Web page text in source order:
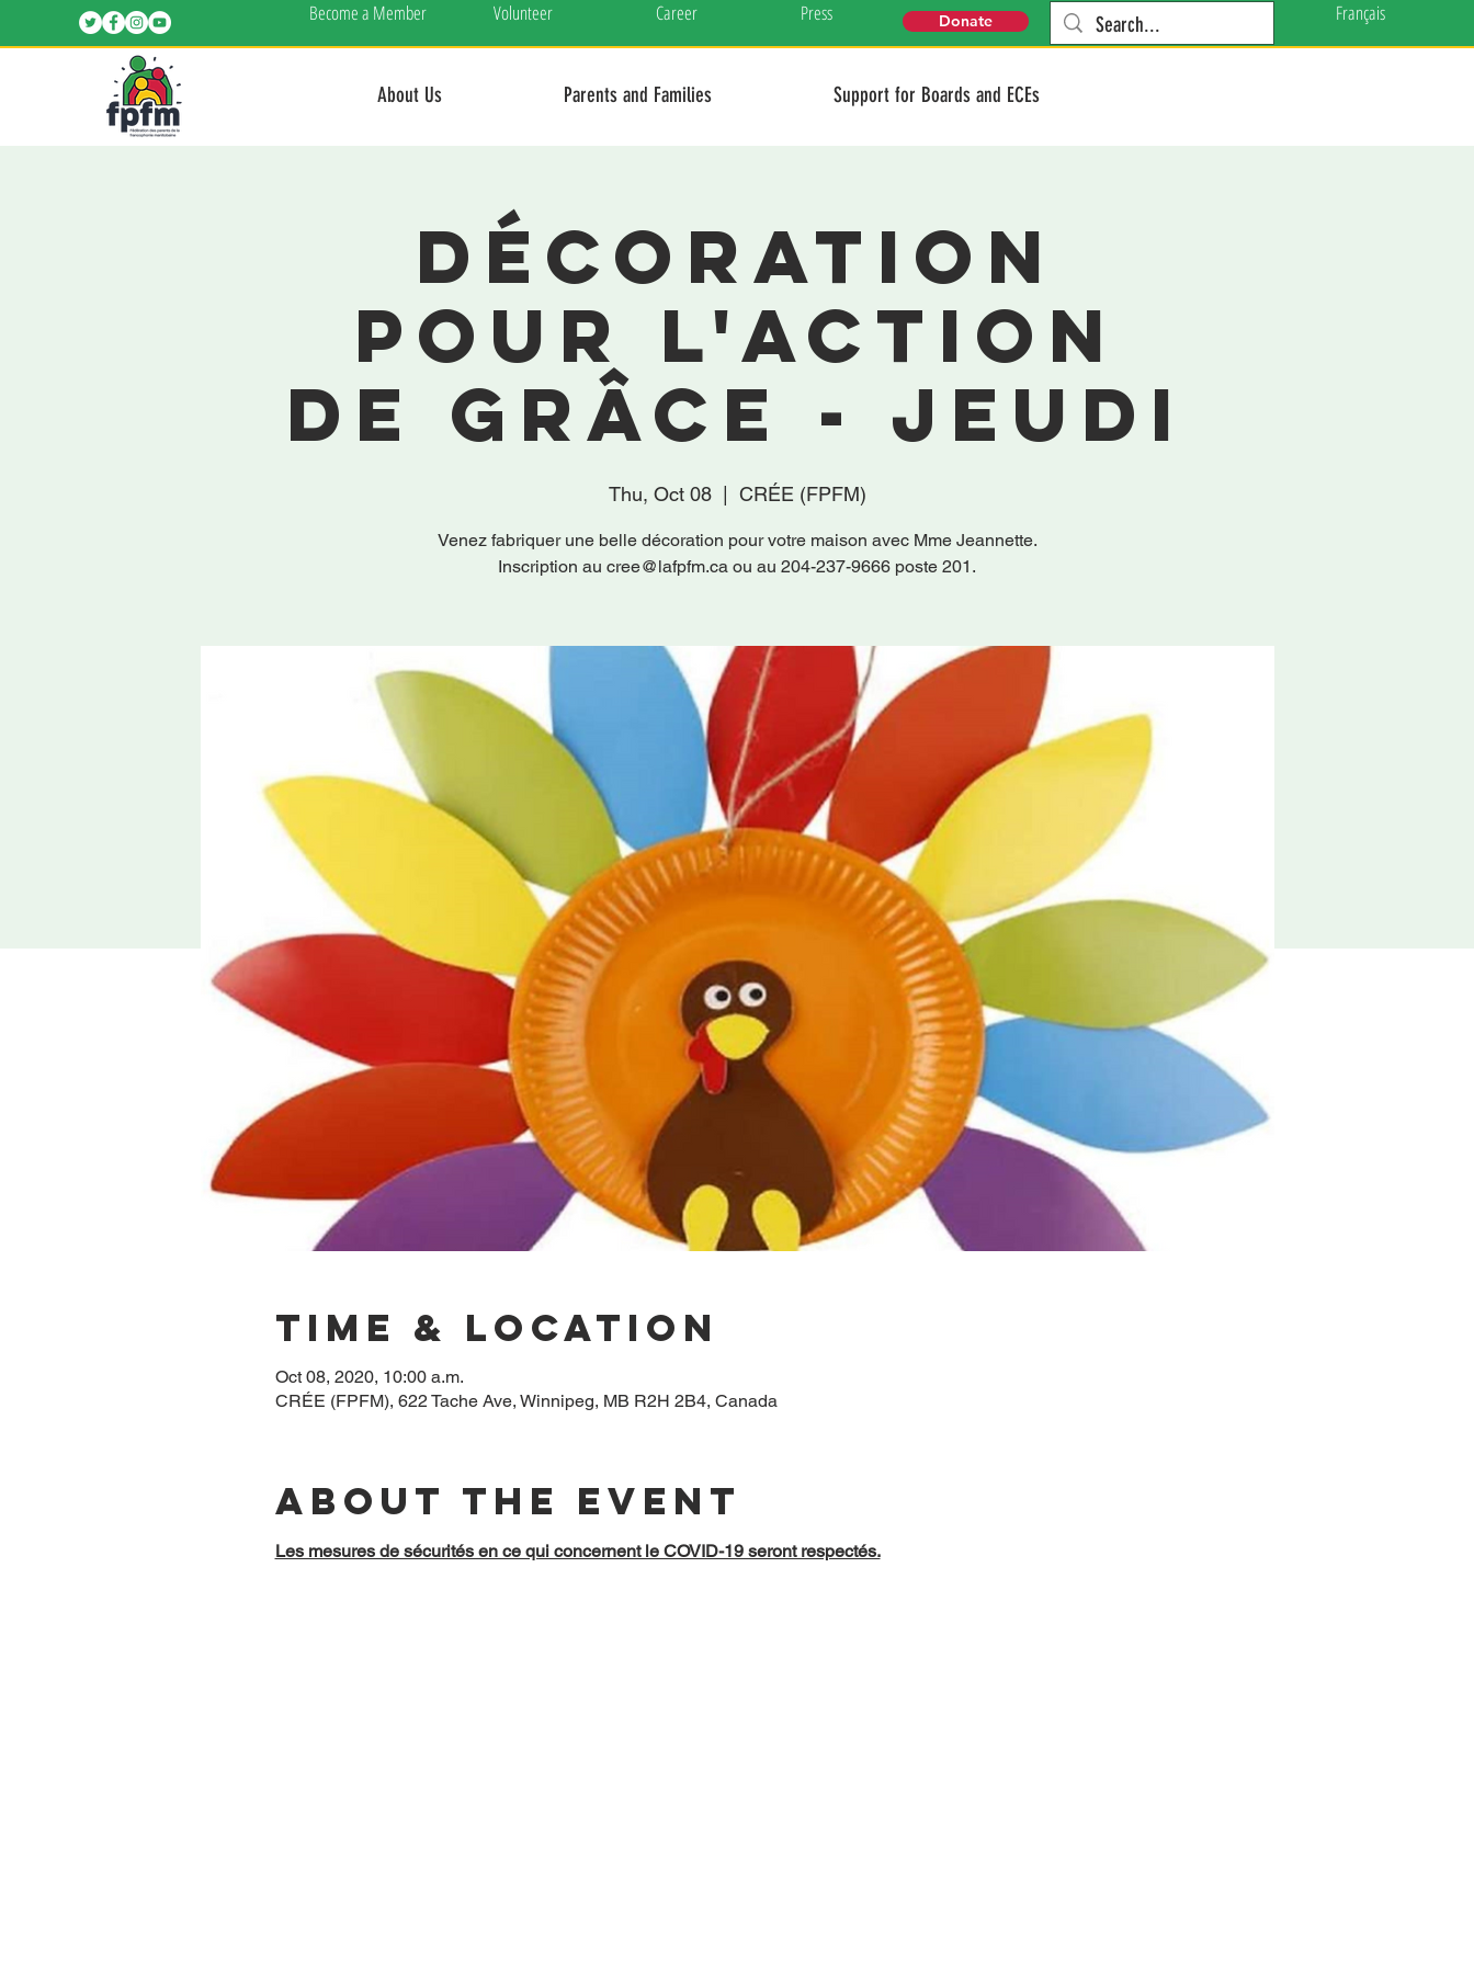
Become a Member Volunteer Career Press Donate Français
About Us Parents and Families Support for Boards and ECEs
Décoration
pour l'Action
de grâce - jeudi
Thu, Oct 08
  |
CRÉE (FPFM)
Venez fabriquer une belle décoration pour votre maison avec Mme Jeannette.
Inscription au cree@lafpfm.ca ou au 204-237-9666 poste 201.
Time & Location
Oct 08, 2020, 10:00 a.m.
CRÉE (FPFM), 622 Tache Ave, Winnipeg, MB R2H 2B4, Canada
About the event
Les mesures de sécurités en ce qui concernent le COVID-19 seront respectés.